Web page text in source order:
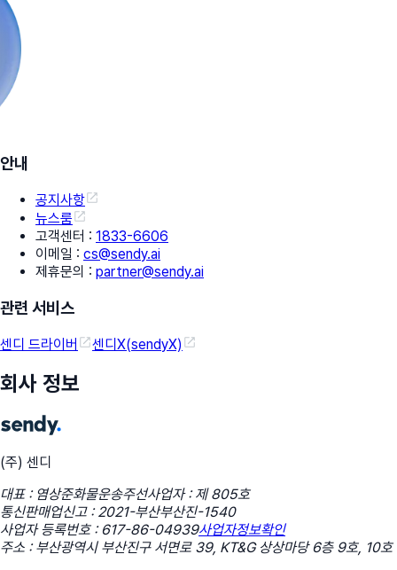
안내
공지사항
뉴스룸
고객센터 : 1833-6606
이메일 : cs@sendy.ai
제휴문의 : partner@sendy.ai
관련 서비스
센디 드라이버 센디X(sendyX)
회사 정보
(주) 센디
대표 : 염상준화물운송주선사업자 : 제 805호
통신판매업신고 : 2021-부산부산진-1540
사업자 등록번호 : 617-86-04939사업자정보확인
주소 : 부산광역시 부산진구 서면로 39, KT&G 상상마당 6층 9호, 10호